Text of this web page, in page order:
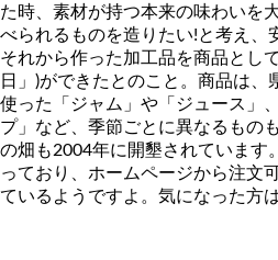
た時、素材が持つ本来の味わいを
べられるものを造りたい!と考え、
それから作った加工品を商品とし
日」)ができたとのこと。商品は、
使った「ジャム」や「ジュース」
プ」など、季節ごとに異なるもの
の畑も2004年に開墾されています
っており、ホームページから注文
ているようですよ。気になった方